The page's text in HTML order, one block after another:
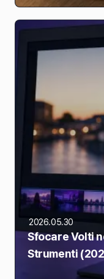
2026.05.30
Sfocare Volti
Strumenti